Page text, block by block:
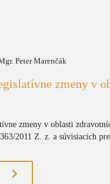
Peter Marenčák
zmeny v
zmeny v oblasti
2011 Z. z. a súvisiacich